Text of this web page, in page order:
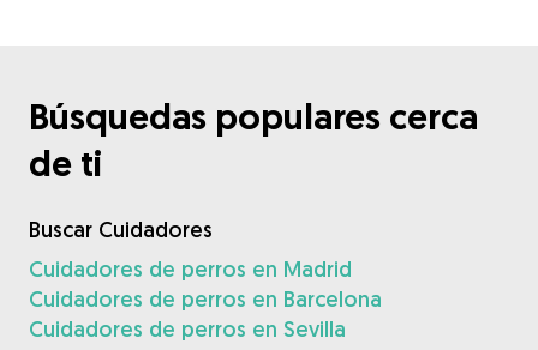
Búsquedas populares cerca
de ti
Buscar Cuidadores
Cuidadores de perros en Madrid
Cuidadores de perros en Barcelona
Cuidadores de perros en Sevilla